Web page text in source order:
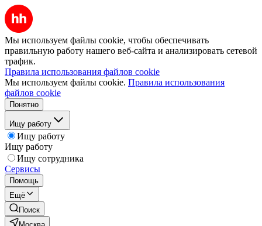
Мы используем файлы cookie, чтобы обеспечивать
правильную работу нашего веб-сайта и анализировать сетевой
трафик.
Правила использования файлов cookie
Мы используем файлы cookie. Правила использования
файлов cookie
Понятно
Ищу работу
Ищу работу
Ищу работу
Ищу сотрудника
Сервисы
Помощь
Ещё
Поиск